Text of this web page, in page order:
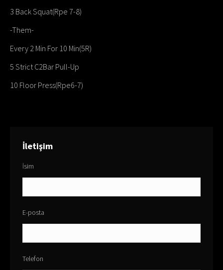
3 Back Squat(Rpe 7-8)
-Them-
Every 2 Min For 10 Min(5R)
5 Strict C2Bar Pull-Up
10 Floor Press(Rpe6-7)
İletişim
İsim
E-posta
Telefon